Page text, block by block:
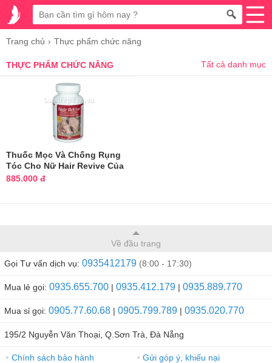
Trang chủ Thực phẩm chức năng
THỰC PHẨM CHỨC NĂNG Tất cả danh mục
Thuốc Mọc Và Chống Rụng
Tóc Cho Nữ Hair Revive Của
Mỹ - 120 Viên
885.000 đ
Về đầu trang
Gọi Tư vấn dịch vụ: 0935412179 (8:00 - 17:30)
Mua lẻ gọi: 0935.655.700 | 0935.412.179 | 0935.889.770
Mua sỉ gọi: 0905.77.60.68 | 0905.799.789 | 0935.020.770
195/2 Nguyễn Văn Thoại, Q.Sơn Trà, Đà Nẵng
● Chính sách bảo hành ● Gửi góp ý, khiếu nại